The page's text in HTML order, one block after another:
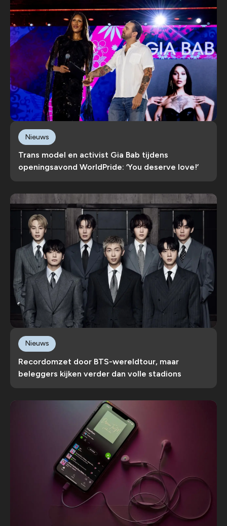
Trans model en activist Gia Bab tijdens
openingsavond WorldPride: ‘You deserve love!’
Nieuws
Recordomzet door BTS-wereldtour, maar
beleggers kijken verder dan volle stadions
Nieuws